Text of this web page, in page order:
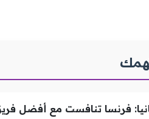
فرنسا تنافست مع أفضل